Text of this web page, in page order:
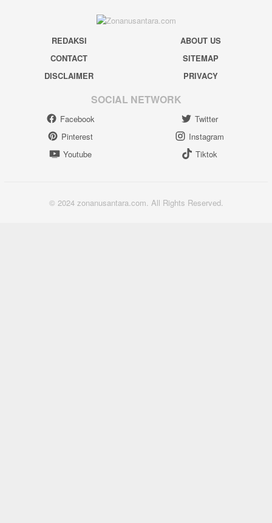
REDAKSI
ABOUT US
CONTACT
SITEMAP
DISCLAIMER
PRIVACY
SOCIAL NETWORK
Facebook
Twitter
Pinterest
Instagram
Youtube
Tiktok
© 2024 zonanusantara.com. All Rights Reserved.